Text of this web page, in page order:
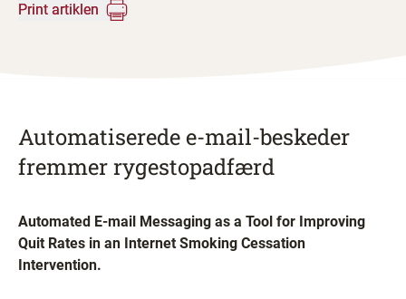
Print artiklen
Automatiserede e-mail-beskeder
fremmer rygestopadfærd
Automated E-mail Messaging as a Tool for Improving
Quit Rates in an Internet Smoking Cessation
Intervention.